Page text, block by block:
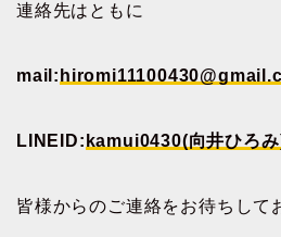
連絡先はともに
mail:
LINEID: kamui0430(向井ひろ
皆様からのご連絡をお待ちして